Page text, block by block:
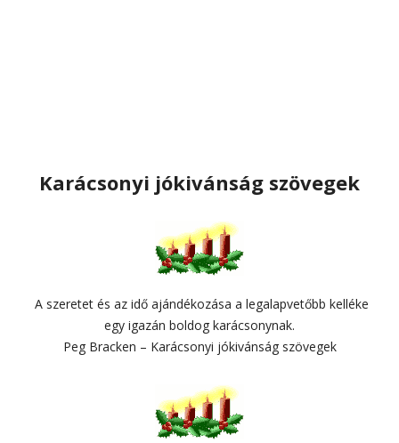
Karácsonyi jókivánság szövegek
A szeretet és az idő ajándékozása a legalapvetőbb kelléke
egy igazán boldog karácsonynak.
Peg Bracken – Karácsonyi jókivánság szövegek